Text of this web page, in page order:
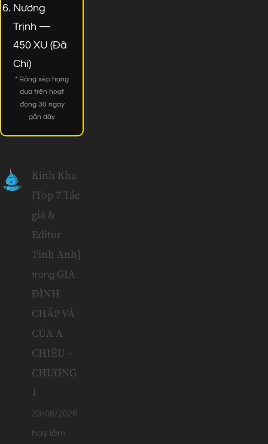
Nương
Trịnh —
450 XU (Đã
Chi)
* Bảng xếp hạng
dựa trên hoạt
động 30 ngày
gần đây
Kinh Kha
[Top 7 Tác
giả &
Editor
Tinh Anh]
trong GIA
ĐÌNH
CHẤP VÁ
CỦA A
CHIÊU –
CHƯƠNG
1
23/06/2026
hay lắm